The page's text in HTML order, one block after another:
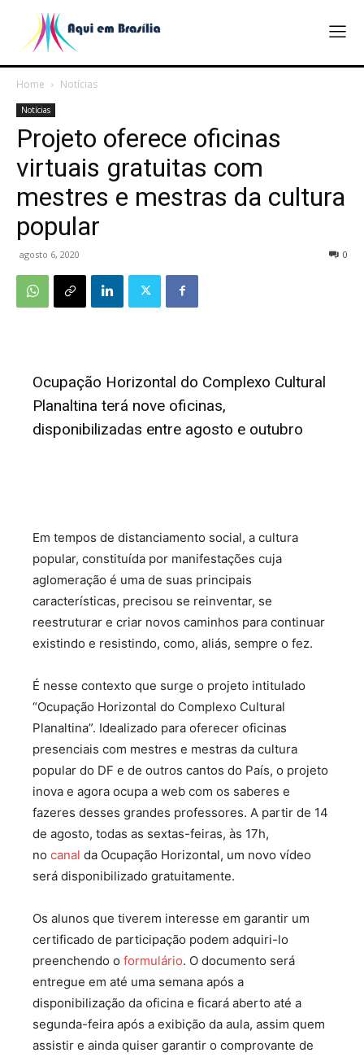
Home Notícias
Notícias
Projeto oferece oficinas
virtuais gratuitas com
mestres e mestras da cultura
popular
agosto 6, 2020 0
Ocupação Horizontal do Complexo Cultural
Planaltina terá nove oficinas,
disponibilizadas entre agosto e outubro
Em tempos de distanciamento social, a cultura
popular, constituída por manifestações cuja
aglomeração é uma de suas principais
características, precisou se reinventar, se
reestruturar e criar novos caminhos para continuar
existindo e resistindo, como, aliás, sempre o fez.
É nesse contexto que surge o projeto intitulado
“Ocupação Horizontal do Complexo Cultural
Planaltina”. Idealizado para oferecer oficinas
presenciais com mestres e mestras da cultura
popular do DF e de outros cantos do País, o projeto
inova e agora ocupa a web com os saberes e
fazeres desses grandes professores. A partir de 14
de agosto, todas as sextas-feiras, às 17h,
no canal da Ocupação Horizontal, um novo vídeo
será disponibilizado gratuitamente.
Os alunos que tiverem interesse em garantir um
certificado de participação podem adquiri-lo
preenchendo o formulário. O documento será
entregue em até uma semana após a
disponibilização da oficina e ficará aberto até a
segunda-feira após a exibição da aula, assim quem
assistir e ainda quiser garantir o comprovante de